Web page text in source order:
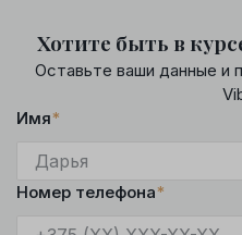
Хотите быть в
Оставьте ваши данные и
Имя*
Номер телефона*